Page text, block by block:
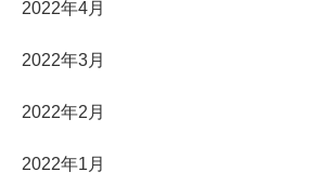
2022年4月
2022年3月
2022年2月
2022年1月